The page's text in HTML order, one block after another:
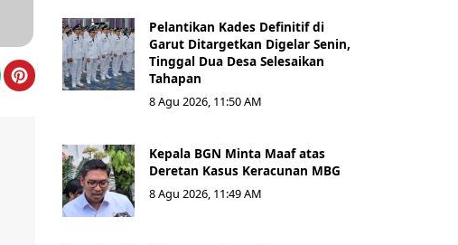
Pelantikan Kades Definitif di
Garut Ditargetkan Digelar Senin,
Tinggal Dua Desa Selesaikan
Tahapan
8 Agu 2026, 11:50 AM
Kepala BGN Minta Maaf atas
Deretan Kasus Keracunan MBG
8 Agu 2026, 11:49 AM